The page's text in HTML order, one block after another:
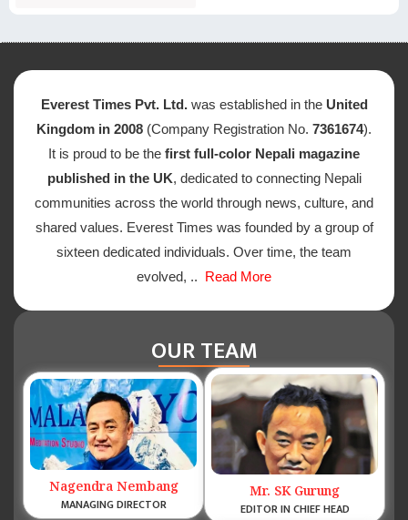
Everest Times Pvt. Ltd. was established in the United
Kingdom in 2008 (Company Registration No. 7361674).
It is proud to be the first full-color Nepali magazine
published in the UK, dedicated to connecting Nepali
communities across the world through news, culture, and
shared values. Everest Times was founded by a group of
sixteen dedicated individuals. Over time, the team
evolved, .. Read More
OUR TEAM
Nagendra Nembang
MANAGING DIRECTOR
Mr. SK Gurung
EDITOR IN CHIEF HEAD